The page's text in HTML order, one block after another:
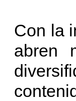
Con la
abren